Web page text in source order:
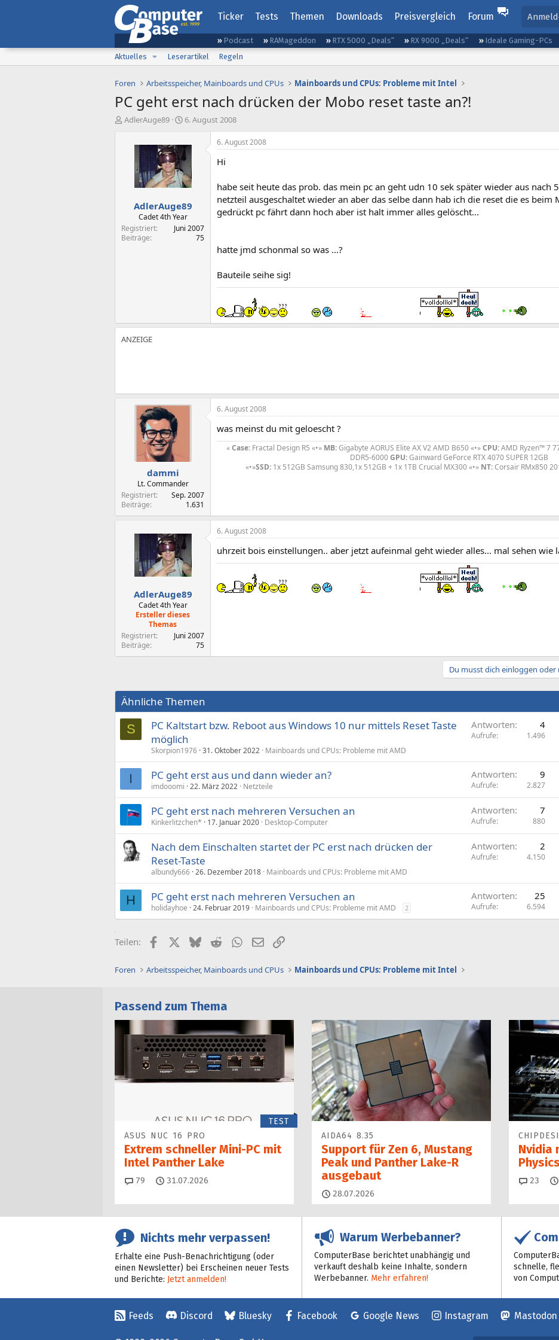
Ticker Tests Themen Downloads Preisvergleich Forum
Podcast RAMageddon RTX 5000 „Deals“ RX 9000 „Deals“ Ideale Gaming-PCs
Aktuelles
Leserartikel Regeln
Foren Arbeitsspeicher, Mainboards und CPUs Mainboards und CPUs: Probleme mit Intel
PC geht erst nach drücken der Mobo reset taste an?!
E
AdlerAuge89
E
t
e
l
l
a
m
6. August 2008
AdlerAuge89
Cadet 4th Year
Registriert
Juni 2007
Beiträge
75
6. August 2008
Hi
habe seit heute das prob. das mein pc an geht udn 10 sek später wieder aus nach
netzteil ausgeschaltet wieder an aber das selbe dann hab ich die reset die es
gedrückt pc fährt dann hoch aber ist halt immer alles gelöscht...
hatte jmd schonmal so was ...?
Bauteile seihe sig!
dammi
Lt. Commander
Registriert
Sep. 2007
Beiträge
1.631
6. August 2008
was meinst du mit geloescht ?
«Case: Fractal Design R5 «•» MB:Gigabyte AORUS Elite AX V2 AMD B650 «•»CPU:AMD Ryzen™ 7
DDR5-6000GPU:Gainward GeForce RTX 4070 SUPER 12GB
«•»SSD: 1x 512GB Samsung 830,1x 512GB + 1x 1TB Crucial MX300 «•» NT:Corsair RMx850
AdlerAuge89
Cadet 4th Year
Ersteller dieses
Themas
Registriert
Juni 2007
Beiträge
75
6. August 2008
uhrzeit bois einstellungen.. aber jetzt aufeinmal geht wieder alles... mal sehen wie
Du musst dich einloggen
Ähnliche Themen
S
PC Kaltstart bzw. Reboot aus Windows 10 nur mittels Reset Taste
möglich
Skorpion1976 31. Oktober 2022 Mainboards und CPUs: Probleme mit AMD
Antworten 4
Aufrufe 1.496
I PC geht erst aus und dann wieder an?
imdooomi 22. März 2022 Netzteile
Antworten 9
Aufrufe 2.827
PC geht erst nach mehreren Versuchen an
Kinkerlitzchen* 17. Januar 2020 Desktop-Computer
Antworten 7
Aufrufe 880
Nach dem Einschalten startet der PC erst nach drücken der
Reset-Taste
albundy666 26. Dezember 2018 Mainboards und CPUs: Probleme mit AMD
Antworten 2
Aufrufe 4.150
H PC geht erst nach mehreren Versuchen an
holidayhoe 24. Februar 2019 Mainboards und CPUs: Probleme mit AMD 2
Antworten 25
Aufrufe 6.594
Teilen: FacebookX (Twitter)
BlueskyRedditWhatsApp
E-MailLink
Foren Arbeitsspeicher, Mainboards und CPUs Mainboards und CPUs: Probleme mit Intel
Passend zum Thema
TEST
ASUS NUC 16 PRO
Extrem schneller Mini-PC mit
Intel Panther Lake
79 Kommentare
31.07.2026
AIDA64 8.35
Support für Zen 6, Mustang
Peak und Panther Lake-R
ausgebaut
28.07.2026
Nvidia
23
Nichts mehr verpassen!
Erhalte eine Push-Benachrichtigung (oder
einen Newsletter) bei Erscheinen neuer Tests
und Berichte: Jetzt anmelden!
Warum Werbebanner?
ComputerBase berichtet unabhängig und
verkauft deshalb keine Inhalte, sondern
Werbebanner. Mehr erfahren!
schnelle,
von
Feeds Discord Bluesky Facebook Google News Instagram Mastodon